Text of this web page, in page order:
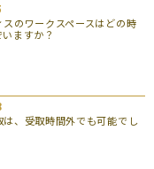
スのワークスペースはどの時
ますか？
は、受取時間外でも可能でし